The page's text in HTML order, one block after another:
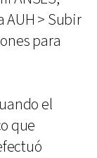
AUH > Subir
para
el
que